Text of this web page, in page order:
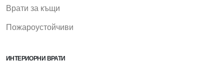
Врати за къщи
Пожароустойчиви
ИНТЕРИОРНИ ВРАТИ